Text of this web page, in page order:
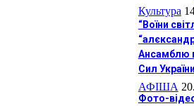
Культура
“Воїни
Ансамблю
Сил України
АФIША
Фото-